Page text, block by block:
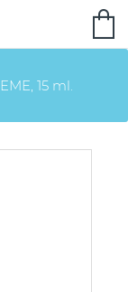
15 ml.